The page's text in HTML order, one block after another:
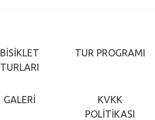
BİSİKLET
TURLARI
TUR PROGRAMI
GALERİ
KVKK
POLİTİKASI